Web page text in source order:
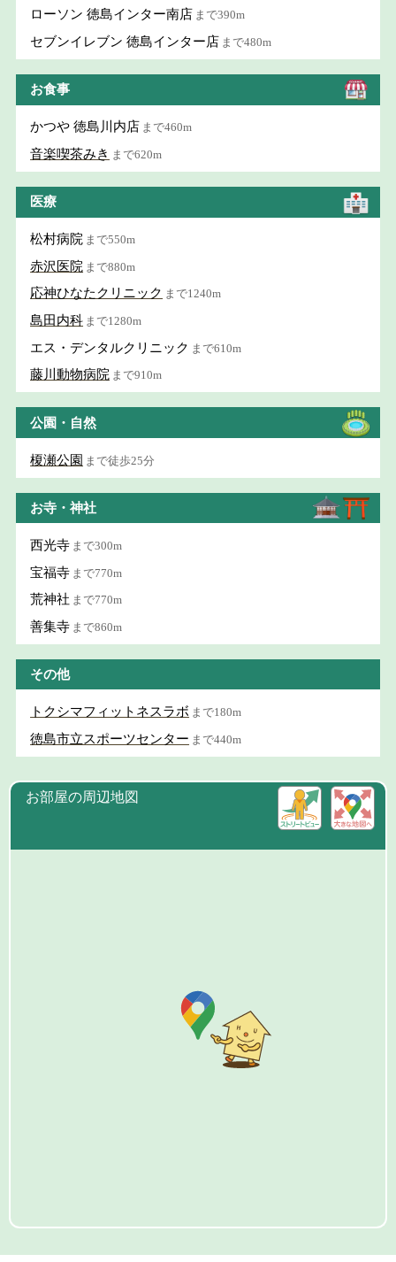
ローソン 徳島インター南店 まで390m
セブンイレブン 徳島インター店 まで480m
お食事
かつや 徳島川内店 まで460m
音楽喫茶みき まで620m
医療
松村病院 まで550m
赤沢医院 まで880m
応神ひなたクリニック まで1240m
島田内科 まで1280m
エス・デンタルクリニック まで610m
藤川動物病院 まで910m
公園・自然
榎瀬公園 まで徒歩25分
お寺・神社
西光寺 まで300m
宝福寺 まで770m
荒神社 まで770m
善集寺 まで860m
その他
トクシマフィットネスラボ まで180m
徳島市立スポーツセンター まで440m
お部屋の周辺地図